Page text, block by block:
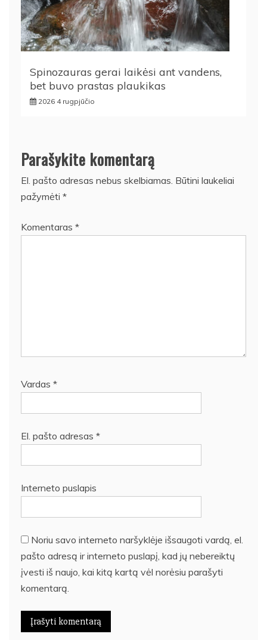
Spinozauras gerai laikėsi ant vandens,
bet buvo prastas plaukikas
2026 4 rugpjūčio
Parašykite komentarą
El. pašto adresas nebus skelbiamas. Būtini laukeliai
pažymėti *
Komentaras *
Vardas *
El. pašto adresas *
Interneto puslapis
Noriu savo interneto naršyklėje išsaugoti vardą, el.
pašto adresą ir interneto puslapį, kad jų nebereiktų
įvesti iš naujo, kai kitą kartą vėl norėsiu parašyti
komentarą.